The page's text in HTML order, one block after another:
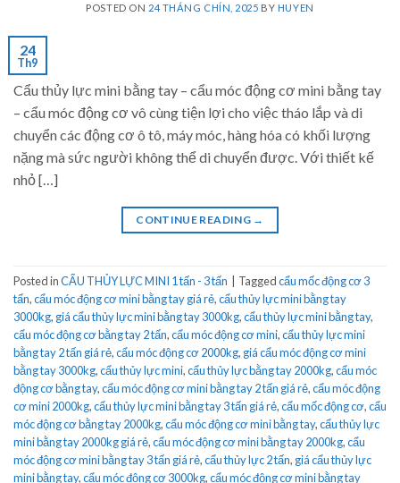
POSTED ON 24 THÁNG CHÍN, 2025 BY HUYEN
24
Th9
Cẩu thủy lực mini bằng tay – cẩu móc động cơ mini bằng tay
– cẩu móc động cơ vô cùng tiện lợi cho việc tháo lắp và di
chuyển các động cơ ô tô, máy móc, hàng hóa có khối lượng
nặng mà sức người không thể di chuyển được. Với thiết kế
nhỏ […]
CONTINUE READING →
Posted inCẨU THỦY LỰC MINI 1 tấn - 3 tấn Taggedcẩu mốc động cơ 3
tấn,cẩu móc động cơ mini bằng tay giá rẻ,cẩu thủy lực mini bằng tay
3000kg, giá cẩu thủy lực mini bằng tay 3000kg,cẩu thủy lực mini bằng tay,
cẩu móc động cơ bằng tay 2 tấn,cẩu móc động cơ mini,cẩu thủy lực mini
bằng tay 2 tấn giá rẻ,cẩu móc động cơ 2000kg, giá cẩu móc động cơ mini
bằng tay 3000kg,cẩu thủy lực mini,cẩu thủy lực bằng tay 2000kg,cẩu móc
động cơ bằng tay,cẩu móc động cơ mini bằng tay 2 tấn giá rẻ,cẩu móc động
cơ mini 2000kg,cẩu thủy lực mini bằng tay 3 tấn giá rẻ,cẩu mốc động cơ,cẩu
móc động cơ bằng tay 2000kg,cẩu móc động cơ mini bằng tay,cẩu thủy lực
mini bằng tay 2000kg giá rẻ,cẩu móc động cơ mini bằng tay 2000kg,cẩu
móc động cơ mini bằng tay 3 tấn giá rẻ,cẩu thủy lực 2 tấn, giá cẩu thủy lực
mini bằng tay,cẩu móc động cơ 3000kg,cẩu móc động cơ mini bằng tay